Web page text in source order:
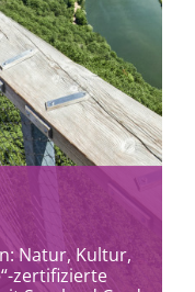
Natur, Kultur,
zertifizierte